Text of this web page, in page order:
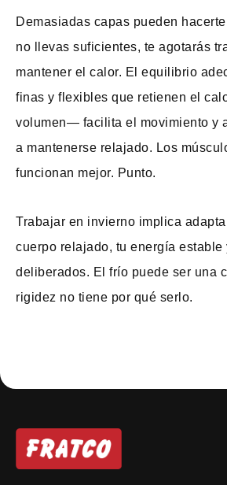
Demasiadas capas pueden
no llevas suficientes, te agotarás
mantener el calor. El equilibrio
finas y flexibles que retienen el
volumen— facilita el movimiento y
a mantenerse relajado. Los
funcionan mejor. Punto.
Trabajar en invierno implica
cuerpo relajado, tu energía estable
deliberados. El frío puede ser una
rigidez no tiene por qué serlo.